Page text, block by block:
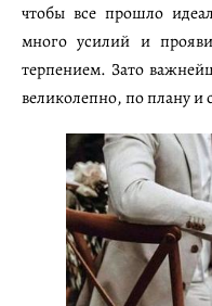
чтобы все прошло
много усилий и
терпением. Зато
великолепно, по плану и